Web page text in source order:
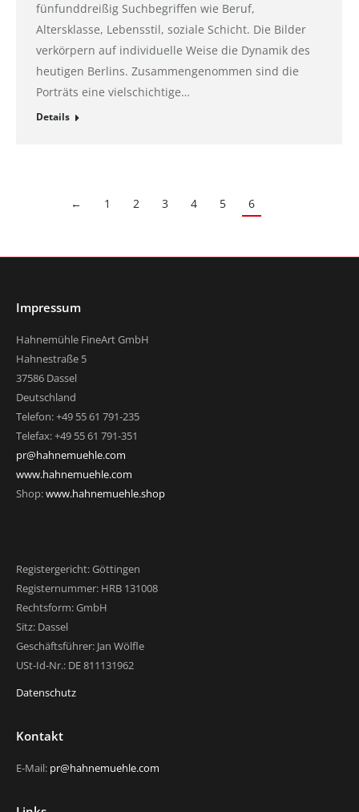
fünfunddreißig Suchbegriffen wie Beruf,
Altersklasse, Lebensstil, soziale Schicht. Die Bilder
verkörpern auf individuelle Weise die Dynamik des
heutigen Berlins. Zusammengenommen sind die
Porträts eine vielschichtige…
Details
← 1 2 3 4 5 6
Impressum
Hahnemühle FineArt GmbH
Hahnestraße 5
37586 Dassel
Deutschland
Telefon: +49 55 61 791-235
Telefax: +49 55 61 791-351
pr@hahnemuehle.com
www.hahnemuehle.com
Shop:www.hahnemuehle.shop
Registergericht: Göttingen
Registernummer: HRB 131008
Rechtsform: GmbH
Sitz: Dassel
Geschäftsführer: Jan Wölfle
USt-Id-Nr.: DE 811131962
Datenschutz
Kontakt
E-Mail: pr@hahnemuehle.com